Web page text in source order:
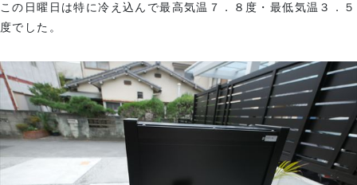
この日曜日は特に冷え込んで最高気温７．８度・最低気温３．５
度でした。